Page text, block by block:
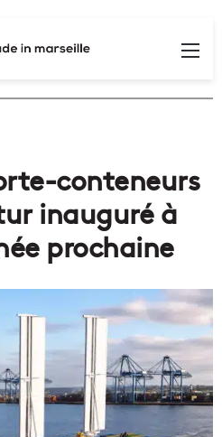
conteneurs
inauguré à
prochaine